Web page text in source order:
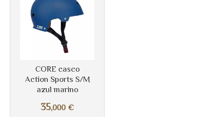
CORE casco
Action Sports S/M
azul marino
35,000 €
Más info